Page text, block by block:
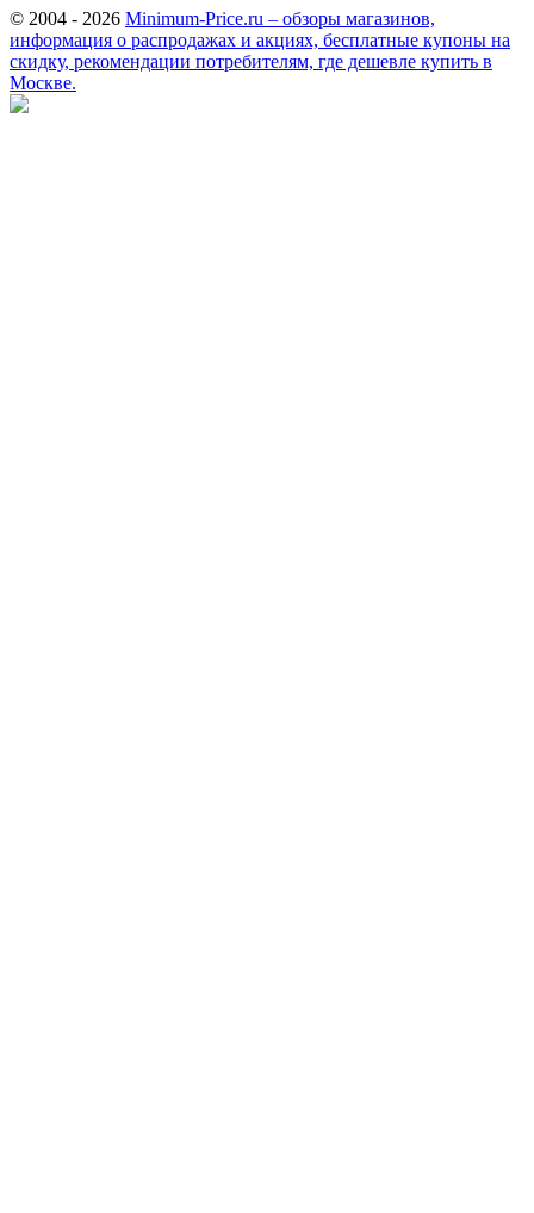
© 2004 - 2026 Minimum-Price.ru – обзоры магазинов,
информация о распродажах и акциях, бесплатные купоны на
скидку, рекомендации потребителям, где дешевле купить в
Москве.